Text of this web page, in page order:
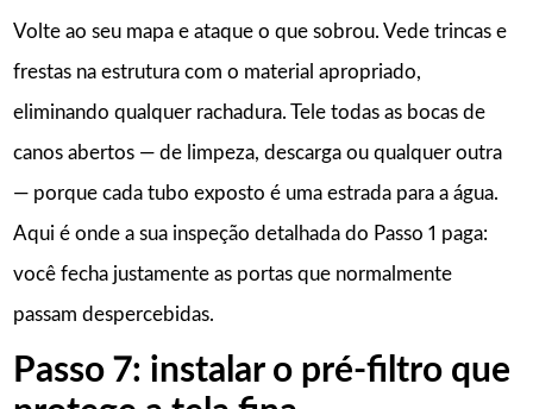
Volte ao seu mapa e ataque o que sobrou. Vede trincas e
frestas na estrutura com o material apropriado,
eliminando qualquer rachadura. Tele todas as bocas de
canos abertos — de limpeza, descarga ou qualquer outra
— porque cada tubo exposto é uma estrada para a água.
Aqui é onde a sua inspeção detalhada do Passo 1 paga:
você fecha justamente as portas que normalmente
passam despercebidas.
Passo 7: instalar o pré-filtro que